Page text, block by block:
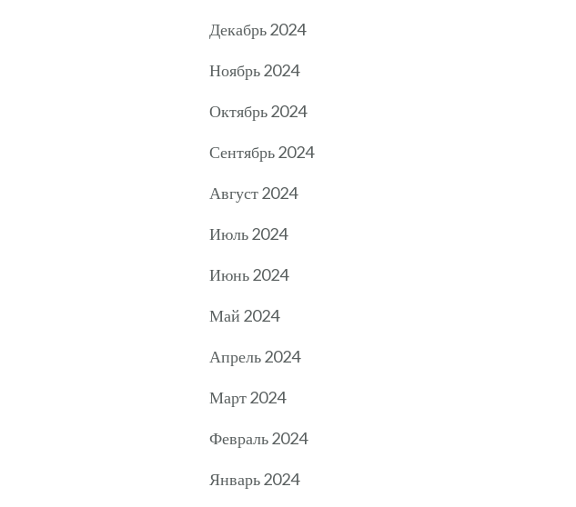
Декабрь 2024
Ноябрь 2024
Октябрь 2024
Сентябрь 2024
Август 2024
Июль 2024
Июнь 2024
Май 2024
Апрель 2024
Март 2024
Февраль 2024
Январь 2024